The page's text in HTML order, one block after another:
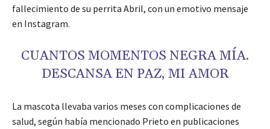
fallecimiento de su perrita Abril, con un emotivo mensaje
en Instagram.
CUANTOS MOMENTOS NEGRA MÍA.
DESCANSA EN PAZ, MI AMOR
La mascota llevaba varios meses con complicaciones de
salud, según había mencionado Prieto en publicaciones